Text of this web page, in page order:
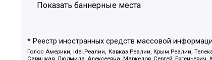
Показать баннерные места
* Реестр иностранных средств массовой
Голос Америки, Idel.Реалии, Кавказ.Реалии, Крым.Реалии,